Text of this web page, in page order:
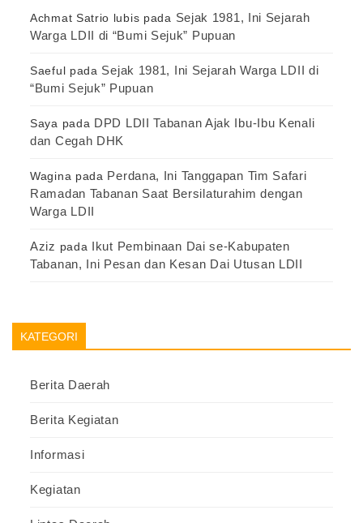
Achmat Satrio lubis pada Sejak 1981, Ini Sejarah
Warga LDII di “Bumi Sejuk” Pupuan
Saeful pada Sejak 1981, Ini Sejarah Warga LDII di
“Bumi Sejuk” Pupuan
Saya pada DPD LDII Tabanan Ajak Ibu-Ibu Kenali
dan Cegah DHK
Wagina pada Perdana, Ini Tanggapan Tim Safari
Ramadan Tabanan Saat Bersilaturahim dengan
Warga LDII
Aziz pada Ikut Pembinaan Dai se-Kabupaten
Tabanan, Ini Pesan dan Kesan Dai Utusan LDII
KATEGORI
Berita Daerah
Berita Kegiatan
Informasi
Kegiatan